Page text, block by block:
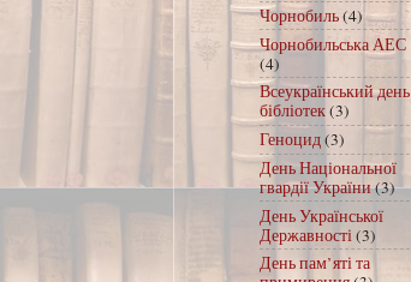
Чорнобиль(4)
Чорнобильська АЕС
(4)
Всеукраїнський день
бібліотек(3)
Геноцид(3)
День Національної
гвардії України(3)
День Української
Державності(3)
День пам’яті та